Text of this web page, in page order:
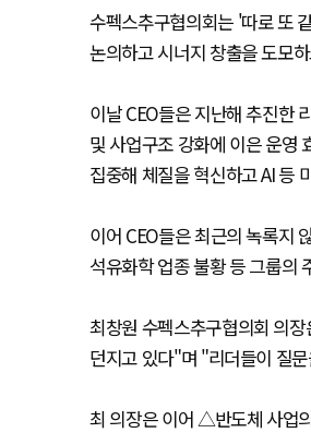
수펙스추구협의회는 '따로 또
논의하고 시너지 창출을 도모
이날 CEO들은 지난해 추진한
및 사업구조 강화에 이은 운영
집중해 체질을 혁신하고 AI 등
이어 CEO들은 최근의 녹록지
석유화학 업종 불황 등 그룹의
최창원 수펙스추구협의회 의
던지고 있다"며 "리더들이 질
최 의장은 이어 △반도체 사업